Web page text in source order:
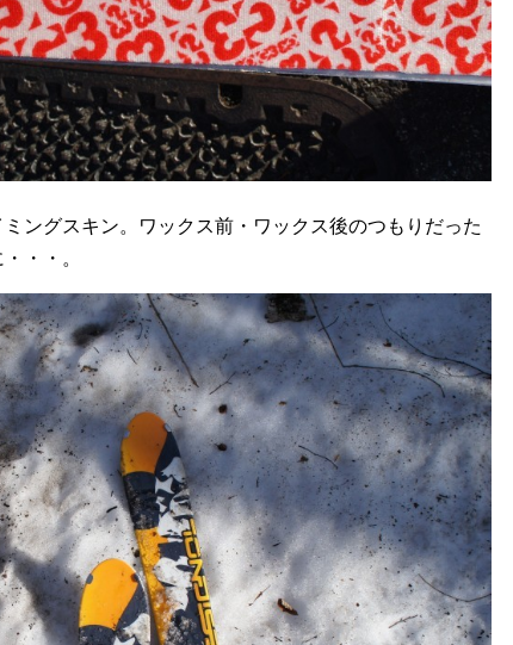
ングスキン。ワックス前・ワックス後のつもりだった
・・。